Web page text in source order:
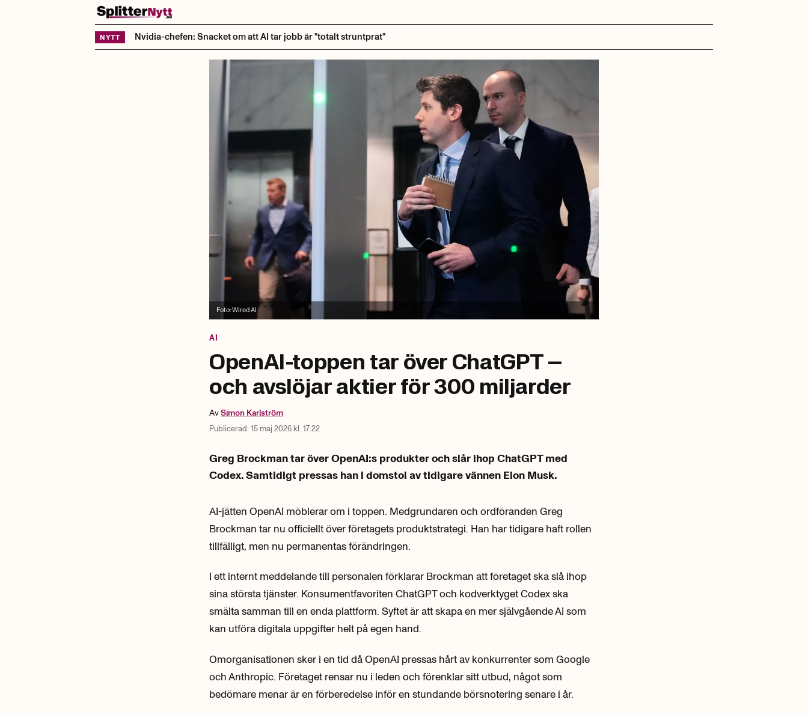
NYTT Nvidia-chefen: Snacket om att AI tar jobb är "totalt struntprat"
Foto:Wired AI
AI
OpenAI-toppen tar över ChatGPT –
och avslöjar aktier för 300 miljarder
AvSimon Karlström
Publicerad: 15 maj 2026 kl. 17:22
Greg Brockman tar över OpenAI:s produkter och slår ihop ChatGPT med
Codex. Samtidigt pressas han i domstol av tidigare vännen Elon Musk.
AI-jätten OpenAI möblerar om i toppen. Medgrundaren och ordföranden Greg
Brockman tar nu officiellt över företagets produktstrategi. Han har tidigare haft rollen
tillfälligt, men nu permanentas förändringen.
I ett internt meddelande till personalen förklarar Brockman att företaget ska slå ihop
sina största tjänster. Konsumentfavoriten ChatGPT och kodverktyget Codex ska
smälta samman till en enda plattform. Syftet är att skapa en mer självgående AI som
kan utföra digitala uppgifter helt på egen hand.
Omorganisationen sker i en tid då OpenAI pressas hårt av konkurrenter som Google
och Anthropic. Företaget rensar nu i leden och förenklar sitt utbud, något som
bedömare menar är en förberedelse inför en stundande börsnotering senare i år.